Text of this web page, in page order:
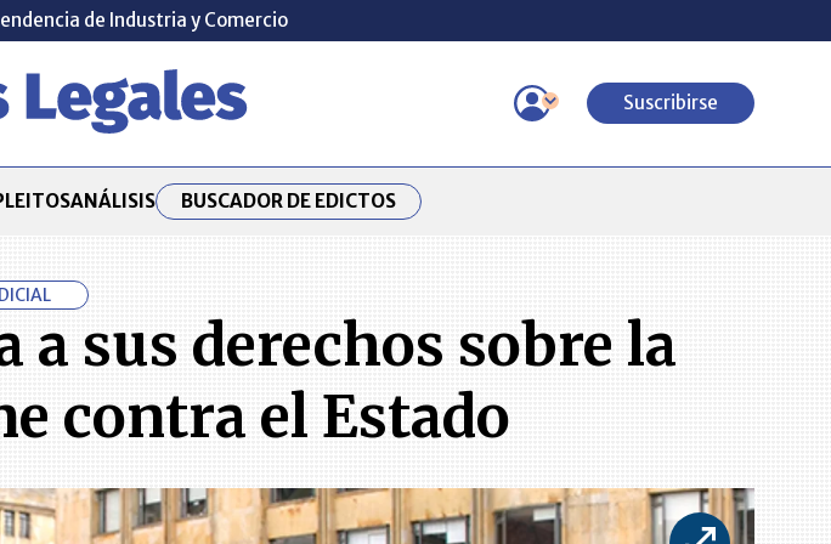
de Industria y Comercio
Suscribirse
ANÁLISIS BUSCADOR DE EDICTOS
sus derechos sobre la
contra el Estado